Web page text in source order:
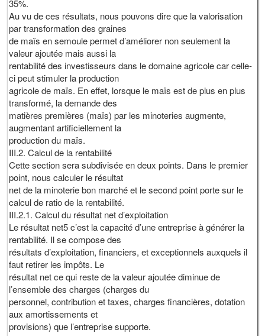
35%.
Au vu de ces résultats, nous pouvons dire que la valorisation
par transformation des graines
de maïs en semoule permet d’améliorer non seulement la
valeur ajoutée mais aussi la
rentabilité des investisseurs dans le domaine agricole car celle-
ci peut stimuler la production
agricole de maïs. En effet, lorsque le maïs est de plus en plus
transformé, la demande des
matières premières (maïs) par les minoteries augmente,
augmentant artificiellement la
production du maïs.
III.2. Calcul de la rentabilité
Cette section sera subdivisée en deux points. Dans le premier
point, nous calculer le résultat
net de la minoterie bon marché et le second point porte sur le
calcul de ratio de la rentabilité.
III.2.1. Calcul du résultat net d’exploitation
Le résultat net5 c’est la capacité d’une entreprise à générer la
rentabilité. Il se compose des
résultats d’exploitation, financiers, et exceptionnels auxquels il
faut retirer les impôts. Le
résultat net ce qui reste de la valeur ajoutée diminue de
l’ensemble des charges (charges du
personnel, contribution et taxes, charges financières, dotation
aux amortissements et
provisions) que l’entreprise supporte.